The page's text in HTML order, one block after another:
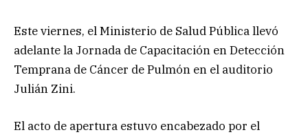
Este viernes, el Ministerio de Salud Pública llevó
adelante la Jornada de Capacitación en Detección
Temprana de Cáncer de Pulmón en el auditorio
Julián Zini.
El acto de apertura estuvo encabezado por el